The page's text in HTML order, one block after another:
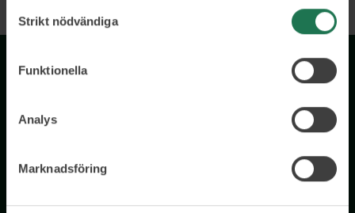
Strikt nödvändiga
Funktionella
Analys
Marknadsföring
c/o A House Ark